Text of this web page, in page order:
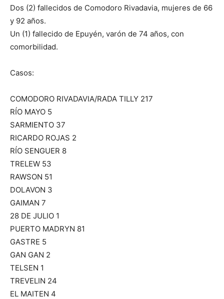
Dos (2) fallecidos de Comodoro Rivadavia, mujeres de 66
y 92 años.
Un (1) fallecido de Epuyén, varón de 74 años, con
comorbilidad.
Casos:
COMODORO RIVADAVIA/RADA TILLY 217
RÍO MAYO 5
SARMIENTO 37
RICARDO ROJAS 2
RÍO SENGUER 8
TRELEW 53
RAWSON 51
DOLAVON 3
GAIMAN 7
28 DE JULIO 1
PUERTO MADRYN 81
GASTRE 5
GAN GAN 2
TELSEN 1
TREVELIN 24
EL MAITEN 4